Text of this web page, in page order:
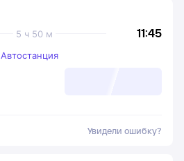
11:45
5 ч 50 м
Автостанция
Увидели ошибку?